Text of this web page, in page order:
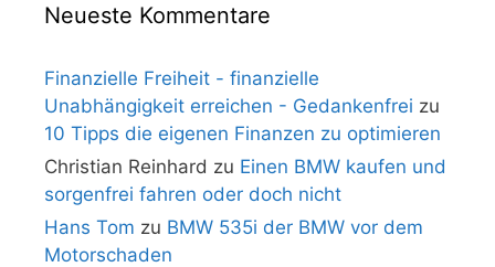
Neueste Kommentare
Finanzielle Freiheit - finanzielle
Unabhängigkeit erreichen - Gedankenfrei zu
10 Tipps die eigenen Finanzen zu optimieren
Christian Reinhard zu Einen BMW kaufen und
sorgenfrei fahren oder doch nicht
Hans Tom zu BMW 535i der BMW vor dem
Motorschaden